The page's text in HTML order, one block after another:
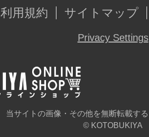
利用規約
サイトマップ
Privacy Settings
当サイトの画像・その他を無断転載す
© KOTOBUKIYA